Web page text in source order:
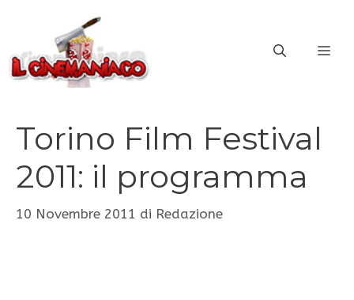
contenuto
Torino Film Festival
2011: il programma
10 Novembre 2011 di Redazione